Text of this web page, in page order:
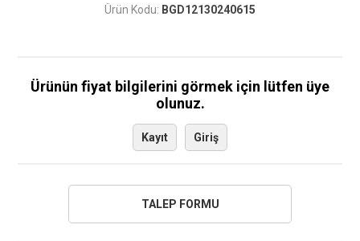
Ürün Kodu: BGD12130240615
Ürünün fiyat bilgilerini görmek için lütfen üye
olunuz.
Kayıt Giriş